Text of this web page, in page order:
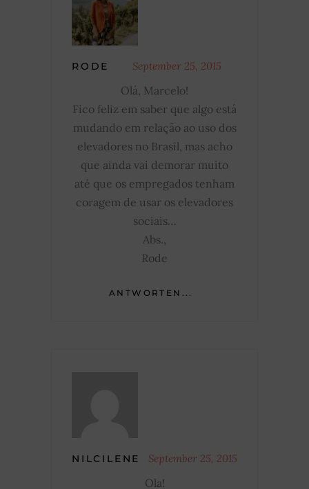
RODE September 25, 2015
Olá, Marcelo!
Fico feliz em saber que algo está
mudando em relação ao uso dos
elevadores no Brasil, mas acho
que ainda vai demorar muito
até que os empregados tenham
coragem de usar os elevadores
sociais…
Abs.,
Rode
ANTWORTEN...
NILCILENE September 25, 2015
Ola!